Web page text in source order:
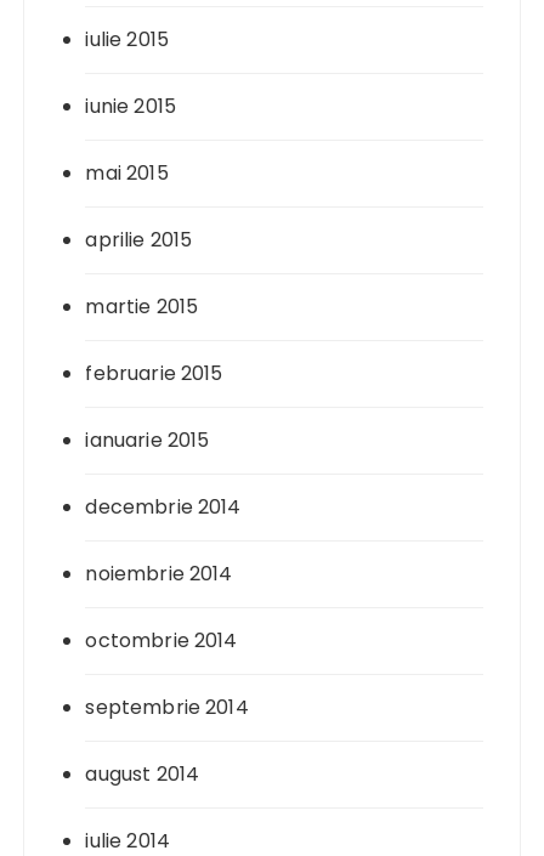
iulie 2015
iunie 2015
mai 2015
aprilie 2015
martie 2015
februarie 2015
ianuarie 2015
decembrie 2014
noiembrie 2014
octombrie 2014
septembrie 2014
august 2014
iulie 2014